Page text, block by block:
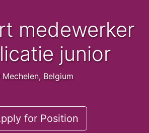
junior
Mechelen, Belgium
for Position